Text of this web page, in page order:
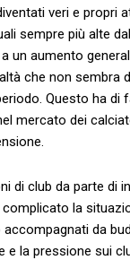
veri ‌e propri
sempre ⁢più ‌alte
un⁢ aumento
che non sembra
Questo‌ ha di
mercato dei
di club da parte di
la
da
e la pressione sui‍